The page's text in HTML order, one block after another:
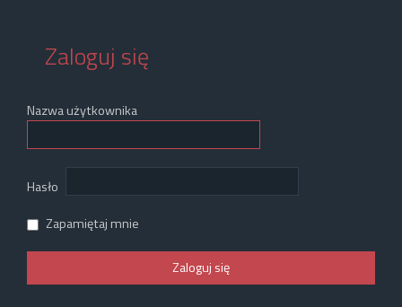
Zaloguj się
Nazwa użytkownika
Hasło
Zapamiętaj mnie